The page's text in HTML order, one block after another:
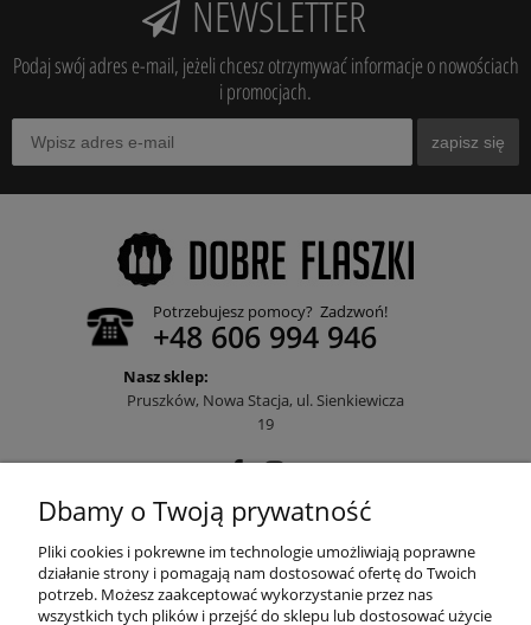
NEWSLETTER
Podaj swój adres e-mail, jeżeli chcesz otrzymywać informacje o nowościach
i promocjach.
zapisz się
Potrzebujesz pomocy? Zadzwoń!
+48 606 994 946
Nasz sklep:
Pruszków, Nowa Stacja, ul. Sienkiewicza
19
POMOC
Dbamy o Twoją prywatność
Pliki cookies i pokrewne im technologie umożliwiają poprawne
działanie strony i pomagają nam dostosować ofertę do Twoich
potrzeb. Możesz zaakceptować wykorzystanie przez nas
wszystkich tych plików i przejść do sklepu lub dostosować użycie